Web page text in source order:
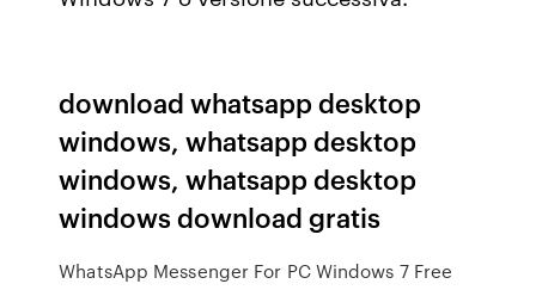
download whatsapp desktop
windows, whatsapp desktop
windows, whatsapp desktop
windows download gratis
WhatsApp Messenger For PC Windows 7 Free